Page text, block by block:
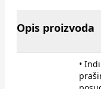
Opis proizvoda
•